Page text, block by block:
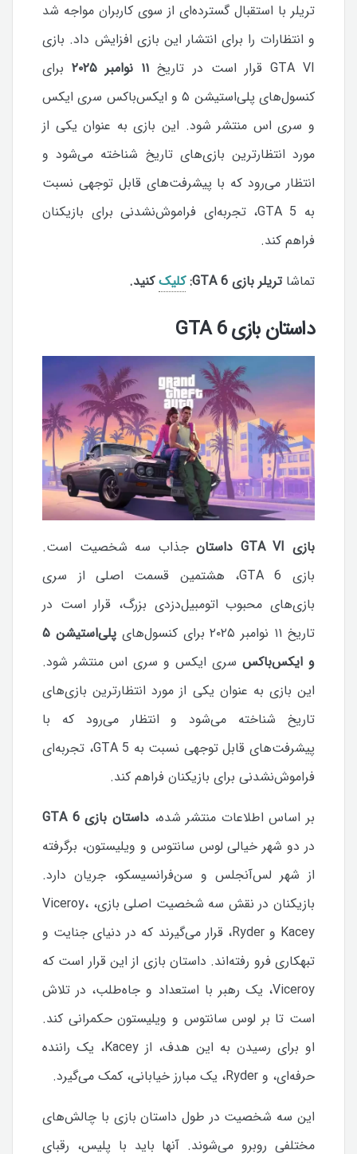
تریلر با استقبال گسترده‌ای از سوی کاربران مواجه شد
و انتظارات را برای انتشار این بازی افزایش داد. بازی
GTA VI قرار است در تاریخ
۱۱ نوامبر ۲۰۲۵
برای
کنسول‌های پلی‌استیشن ۵ و ایکس‌باکس سری ایکس
و سری اس منتشر شود. این بازی به عنوان یکی از
مورد انتظارترین بازی‌های تاریخ شناخته می‌شود و
انتظار می‌رود که با پیشرفت‌های قابل توجهی نسبت
به GTA 5، تجربه‌ای فراموش‌نشدنی برای بازیکنان
فراهم کند.
تماشاتریلر بازی GTA 6: کلیککنید.
داستان بازی GTA 6
بازی GTA VI داستان
جذاب سه شخصیت است.
بازی GTA 6، هشتمین قسمت اصلی از سری
بازی‌های محبوب اتومبیل‌دزدی بزرگ، قرار است در
تاریخ ۱۱ نوامبر ۲۰۲۵ برای کنسول‌های
پلی‌استیشن ۵
و ایکس‌باکس سری ایکس و سری اس منتشر شود.
این بازی به عنوان یکی از مورد انتظارترین بازی‌های
تاریخ شناخته می‌شود و انتظار می‌رود که با
پیشرفت‌های قابل توجهی نسبت به GTA 5، تجربه‌ای
فراموش‌نشدنی برای بازیکنان فراهم کند.
بر اساس اطلاعات منتشر شده،داستان بازی GTA 6
در دو شهر خیالی لوس سانتوس و ویلیستون، برگرفته
از شهر لس‌آنجلس و سن‌فرانسیسکو، جریان دارد.
بازیکنان در نقش سه شخصیت اصلی بازی، Viceroy،
Kacey و Ryder، قرار می‌گیرند که در دنیای جنایت و
تبهکاری فرو رفته‌اند. داستان بازی از این قرار است که
Viceroy، یک رهبر با استعداد و جاه‌طلب، در تلاش
است تا بر لوس سانتوس و ویلیستون حکمرانی کند.
او برای رسیدن به این هدف، از Kacey، یک راننده
حرفه‌ای، و Ryder، یک مبارز خیابانی، کمک می‌گیرد.
این سه شخصیت در طول داستان بازی با چالش‌های
مختلفی روبرو می‌شوند. آنها باید با پلیس، رقبای